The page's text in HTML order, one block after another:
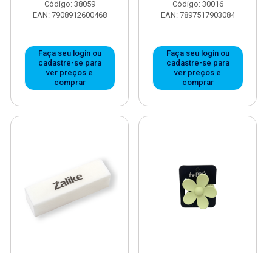
Código: 38059
EAN: 7908912600468
Faça seu login ou
cadastre-se para
ver preços e
comprar
Código: 30016
EAN: 7897517903084
Faça seu login ou
cadastre-se para
ver preços e
comprar